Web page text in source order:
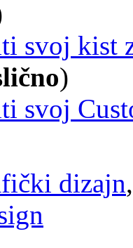
svoj kist
)
svoj
dizajn